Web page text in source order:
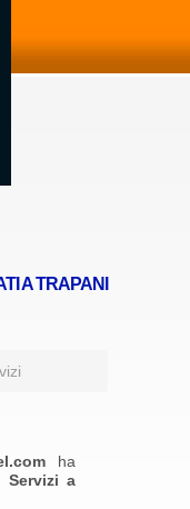
A TRAPANI
ha
Servizi a